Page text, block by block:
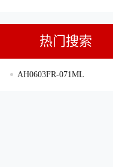
热门搜索
AH0603FR-071ML